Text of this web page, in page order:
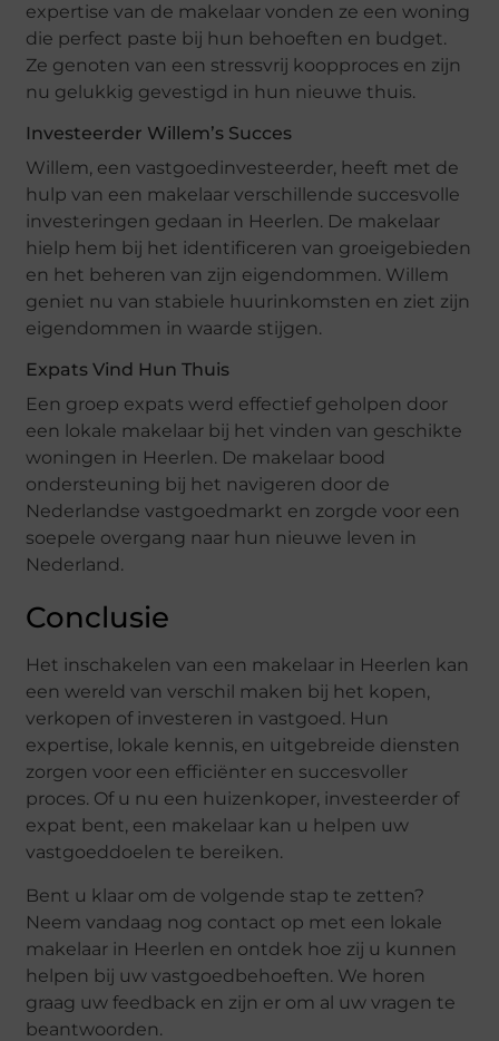
expertise van de makelaar vonden ze een woning
die perfect paste bij hun behoeften en budget.
Ze genoten van een stressvrij koopproces en zijn
nu gelukkig gevestigd in hun nieuwe thuis.
Investeerder Willem’s Succes
Willem, een vastgoedinvesteerder, heeft met de
hulp van een makelaar verschillende succesvolle
investeringen gedaan in Heerlen. De makelaar
hielp hem bij het identificeren van groeigebieden
en het beheren van zijn eigendommen. Willem
geniet nu van stabiele huurinkomsten en ziet zijn
eigendommen in waarde stijgen.
Expats Vind Hun Thuis
Een groep expats werd effectief geholpen door
een lokale makelaar bij het vinden van geschikte
woningen in Heerlen. De makelaar bood
ondersteuning bij het navigeren door de
Nederlandse vastgoedmarkt en zorgde voor een
soepele overgang naar hun nieuwe leven in
Nederland.
Conclusie
Het inschakelen van een makelaar in Heerlen kan
een wereld van verschil maken bij het kopen,
verkopen of investeren in vastgoed. Hun
expertise, lokale kennis, en uitgebreide diensten
zorgen voor een efficiënter en succesvoller
proces. Of u nu een huizenkoper, investeerder of
expat bent, een makelaar kan u helpen uw
vastgoeddoelen te bereiken.
Bent u klaar om de volgende stap te zetten?
Neem vandaag nog contact op met een lokale
makelaar in Heerlen en ontdek hoe zij u kunnen
helpen bij uw vastgoedbehoeften. We horen
graag uw feedback en zijn er om al uw vragen te
beantwoorden.